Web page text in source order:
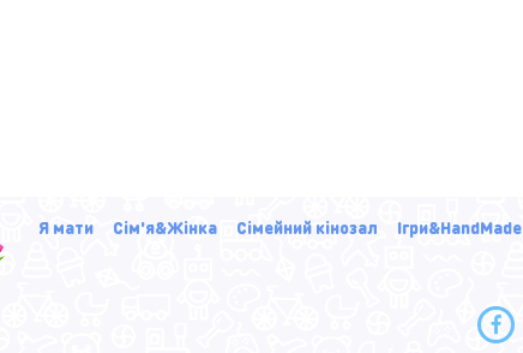
Я мати Сім'я&Жінка Сімейний кінозал Ігри&HandMade